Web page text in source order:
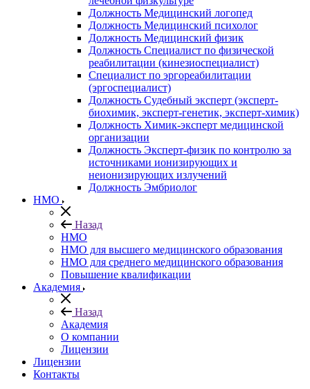
Должность Медицинский логопед
Должность Медицинский психолог
Должность Медицинский физик
Должность Специалист по физической
реабилитации (кинезиоспециалист)
Специалист по эргореабилитации
(эргоспециалист)
Должность Судебный эксперт (эксперт-
биохимик, эксперт-генетик, эксперт-химик)
Должность Химик-эксперт медицинской
организации
Должность Эксперт-физик по контролю за
источниками ионизирующих и
неионизирующих излучений
Должность Эмбриолог
НМО
Назад
НМО
НМО для высшего медицинского образования
НМО для среднего медицинского образования
Повышение квалификации
Академия
Назад
Академия
О компании
Лицензии
Лицензии
Контакты